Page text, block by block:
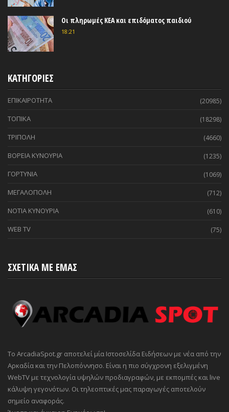
Οι πληρωμές ΚΕΑ και επιδόματος παιδιού
18:21
ΚΑΤΗΓΟΡΙΕΣ
ΕΠΙΚΑΙΡΟΤΗΤΑ (20985)
ΤΟΠΙΚΑ (18298)
ΤΡΙΠΟΛΗ (4660)
ΒΟΡΕΙΑ ΚΥΝΟΥΡΙΑ (1235)
ΓΟΡΤΥΝΙΑ (1069)
ΜΕΓΑΛΟΠΟΛΗ (712)
ΝΟΤΙΑ ΚΥΝΟΥΡΙΑ (610)
WEB TV (75)
ΣΧΕΤΙΚΑ ΜΕ ΕΜΑΣ
Το ArcadiaSpot.gr αποτελεί μία Ιστοσελίδα Ειδήσεων με νέα από την
Αρκαδία και την Πελοπόννησο. Είναι η πιο σύγχρονη εξελιγμένη
WebTV με τεχνολογία υψηλών προδιαγραφών, με εκπομπές και live
κάλυψη γεγονότων. Οι τηλεοπτικές μας παραγωγές αποτελούν
σημείο αναφοράς.